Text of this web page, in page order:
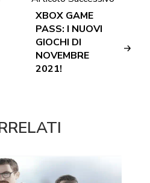
XBOX GAME
PASS: I NUOVI
GIOCHI DI
NOVEMBRE
2021!